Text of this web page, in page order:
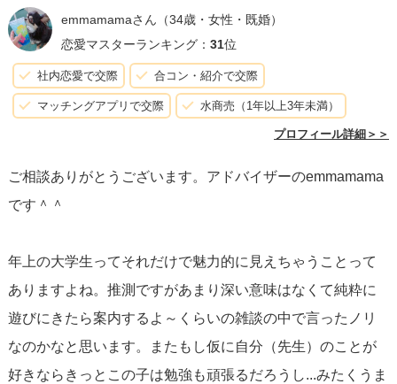
emmamamaさん （34歳・女性・既婚）
恋愛マスターランキング： 31位
社内恋愛で交際 合コン・紹介で交際
マッチングアプリで交際 水商売（1年以上3年未満）
プロフィール詳細＞＞
ご相談ありがとうございます。アドバイザーのemmamama
です＾＾
年上の大学生ってそれだけで魅力的に見えちゃうことって
ありますよね。推測ですがあまり深い意味はなくて純粋に
遊びにきたら案内するよ～くらいの雑談の中で言ったノリ
なのかなと思います。またもし仮に自分（先生）のことが
好きならきっとこの子は勉強も頑張るだろうし...みたくうま